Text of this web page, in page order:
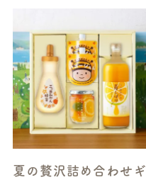
夏の贅沢詰め合わせギ